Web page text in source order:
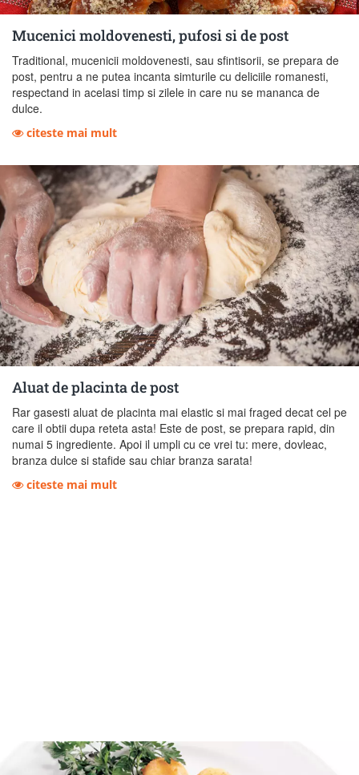
Mucenici moldovenesti, pufosi si de post
Traditional, mucenicii moldovenesti, sau sfintisorii, se prepara de
post, pentru a ne putea incanta simturile cu deliciile romanesti,
respectand in acelasi timp si zilele in care nu se mananca de
dulce.
citeste mai mult
Aluat de placinta de post
Rar gasesti aluat de placinta mai elastic si mai fraged decat cel pe
care il obtii dupa reteta asta! Este de post, se prepara rapid, din
numai 5 ingrediente. Apoi il umpli cu ce vrei tu: mere, dovleac,
branza dulce si stafide sau chiar branza sarata!
citeste mai mult